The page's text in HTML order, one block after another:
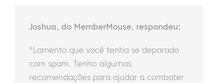
Joshua, do MemberMouse, respondeu:
"Lamento que você tenha se deparado
com spam. Tenho algumas
recomendações para ajudar a combater